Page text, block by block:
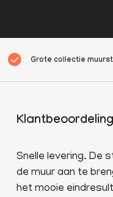
Grote collectie
Klantbeoordeling
Snelle levering. De
de muur aan te
het mooie